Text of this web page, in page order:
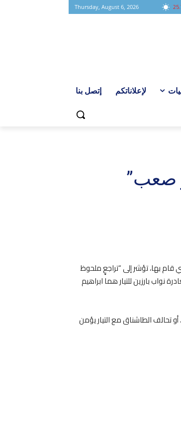
Thursday, August 6, 2026
لإعلاناتكم إتصل بنا
صعب”
قام بها، تؤشر إلى “تراجعٍ ملحوظ
نواب بارزين للتيار هما ابراهيم
تحالف الطاشناق مع التيار يؤمن